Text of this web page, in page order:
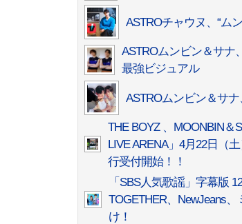
ASTROチャウヌ、“ム
ASTROムンビン＆サナ
最強ビジュアル
ASTROムンビン＆サ
THE BOYZ 、MOONBIN＆
LIVE ARENA」4月22日（
行受付開始！！
「SBS人気歌謡」字幕版
TOGETHER、NewJeans
け！